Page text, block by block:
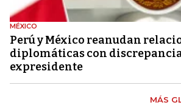
MÉXICO
Perú y México reanudan
diplomáticas con
expresidente
MÁS